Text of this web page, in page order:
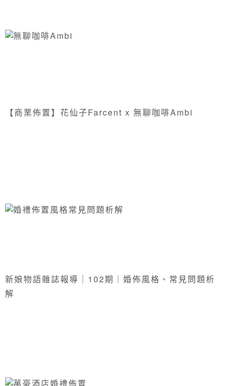
【商業佈置】花仙子Farcent x 無聊咖啡Ambi
新娘物語雜誌報導｜102期｜婚佈風格、常見問題析
解